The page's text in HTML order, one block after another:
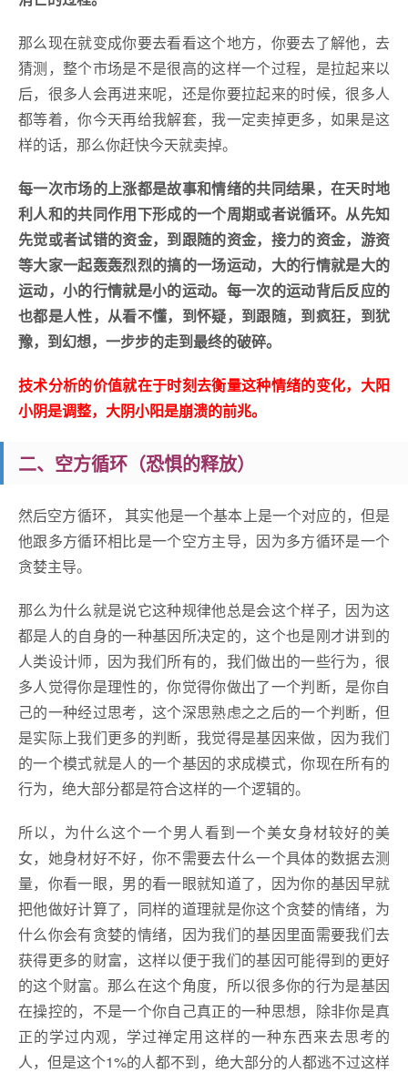
那么现在就变成你要去看看这个地方，你要去了解他，去
猜测，整个市场是不是很高的这样一个过程，是拉起来以
后，很多人会再进来呢，还是你要拉起来的时候，很多人
都等着，你今天再给我解套，我一定卖掉更多，如果是这
样的话，那么你赶快今天就卖掉。
每一次市场的上涨都是故事和情绪的共同结果，在天时地
利人和的共同作用下形成的一个周期或者说循环。从先知
先觉或者试错的资金，到跟随的资金，接力的资金，游资
等大家一起轰轰烈烈的搞的一场运动，大的行情就是大的
运动，小的行情就是小的运动。每一次的运动背后反应的
也都是人性，从看不懂，到怀疑，到跟随，到疯狂，到犹
豫，到幻想，一步步的走到最终的破碎。
技术分析的价值就在于时刻去衡量这种情绪的变化，大阳
小阴是调整，大阴小阳是崩溃的前兆。
二、空方循环（恐惧的释放）
然后空方循环， 其实他是一个基本上是一个对应的，但是
他跟多方循环相比是一个空方主导，因为多方循环是一个
贪婪主导。
那么为什么就是说它这种规律他总是会这个样子，因为这
都是人的自身的一种基因所决定的，这个也是刚才讲到的
人类设计师，因为我们所有的，我们做出的一些行为，很
多人觉得你是理性的，你觉得你做出了一个判断，是你自
己的一种经过思考，这个深思熟虑之之后的一个判断，但
是实际上我们更多的判断，我觉得是基因来做，因为我们
的一个模式就是人的一个基因的求成模式，你现在所有的
行为，绝大部分都是符合这样的一个逻辑的。
所以，为什么这个一个男人看到一个美女身材较好的美
女，她身材好不好，你不需要去什么一个具体的数据去测
量，你看一眼，男的看一眼就知道了，因为你的基因早就
把他做好计算了，同样的道理就是你这个贪婪的情绪，为
什么你会有贪婪的情绪，因为我们的基因里面需要我们去
获得更多的财富，这样以便于我们的基因可能得到的更好
的这个财富。那么在这个角度，所以很多你的行为是基因
在操控的，不是一个你自己真正的一种思想，除非你是真
正的学过内观，学过禅定用这样的一种东西来去思考的
人，但是这个1%的人都不到，绝大部分的人都逃不过这样